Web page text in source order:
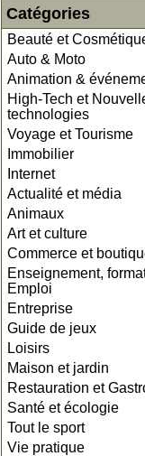
Catégories
Beauté et
Auto & Moto
Animation &
High-Tech et
technologies
Voyage et Tourisme
Immobilier
Internet
Actualité et média
Animaux
Art et culture
Commerce et
Enseignement,
Emploi
Entreprise
Guide de jeux
Loisirs
Maison et jardin
Restauration et
Santé et écologie
Tout le sport
Vie pratique